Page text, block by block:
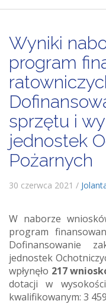
Wyniki
program
sprzętu i
jednostek
Pożarnych
30 czerwca 2021 /
W naborze
program
Dofinansowanie
jednostek
wpłynęło 217
dotacji w wysokości
kwalifikowanym: 3